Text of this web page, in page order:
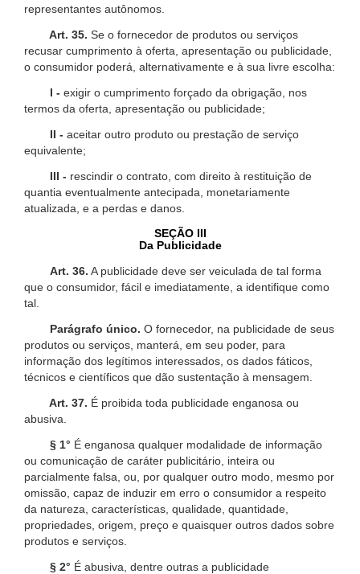
representantes autônomos.
Art. 35. Se o fornecedor de produtos ou serviços
recusar cumprimento à oferta, apresentação ou publicidade,
o consumidor poderá, alternativamente e à sua livre escolha:
I - exigir o cumprimento forçado da obrigação, nos
termos da oferta, apresentação ou publicidade;
II - aceitar outro produto ou prestação de serviço
equivalente;
III - rescindir o contrato, com direito à restituição de
quantia eventualmente antecipada, monetariamente
atualizada, e a perdas e danos.
SEÇÃO III
Da Publicidade
Art. 36. A publicidade deve ser veiculada de tal forma
que o consumidor, fácil e imediatamente, a identifique como
tal.
Parágrafo único. O fornecedor, na publicidade de seus
produtos ou serviços, manterá, em seu poder, para
informação dos legítimos interessados, os dados fáticos,
técnicos e científicos que dão sustentação à mensagem.
Art. 37. É proibida toda publicidade enganosa ou
abusiva.
§ 1° É enganosa qualquer modalidade de informação
ou comunicação de caráter publicitário, inteira ou
parcialmente falsa, ou, por qualquer outro modo, mesmo por
omissão, capaz de induzir em erro o consumidor a respeito
da natureza, características, qualidade, quantidade,
propriedades, origem, preço e quaisquer outros dados sobre
produtos e serviços.
§ 2° É abusiva, dentre outras a publicidade